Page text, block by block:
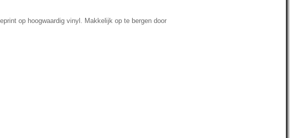
op hoogwaardig vinyl.
Makkelijk op te bergen door